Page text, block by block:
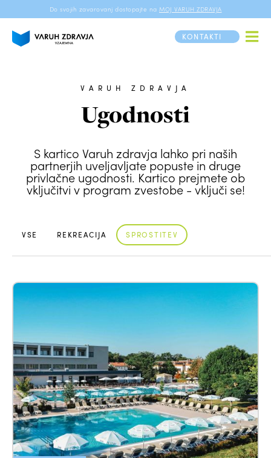
Do svojih zavarovanj dostopajte na MOJ VARUH ZDRAVJA
KONTAKTI
VARUH ZDRAVJA
Ugodnosti
S kartico Varuh zdravja lahko pri naših
partnerjih uveljavljate popuste in druge
privlačne ugodnosti. Kartico prejmete ob
vključitvi v program zvestobe - vključi se!
VSE REKREACIJA SPROSTITEV